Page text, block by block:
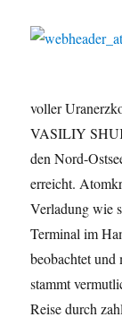
voller
VASILIY
den Nord-
erreicht.
Verladung wie
Terminal im
beobachtet und
stammt
Reise durch